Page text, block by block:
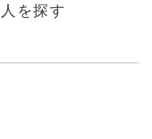
を探す